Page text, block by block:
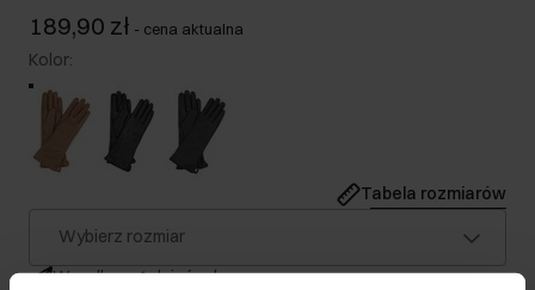
189,90 zł - cena aktualna
Kolor:
Tabela rozmiarów
Wybierz rozmiar
Wysyłka w 1 dzień roboczy